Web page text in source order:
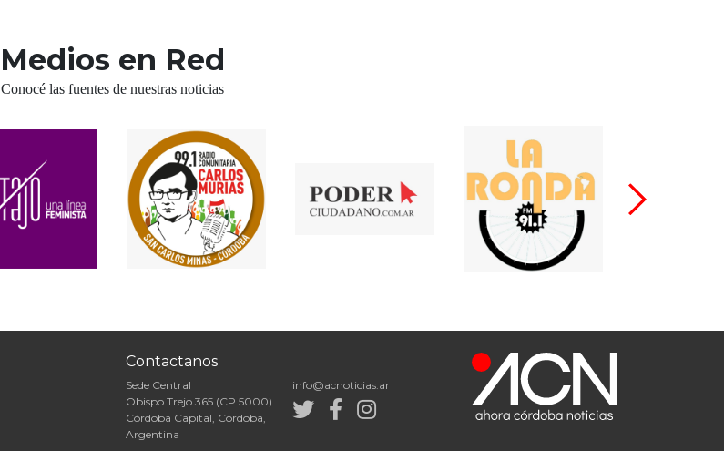
Medios en Red
Conocé las fuentes de nuestras noticias
Contactanos
Sede Central
Obispo Trejo 365 (CP 5000)
Córdoba Capital, Córdoba,
Argentina
info@acnoticias.ar